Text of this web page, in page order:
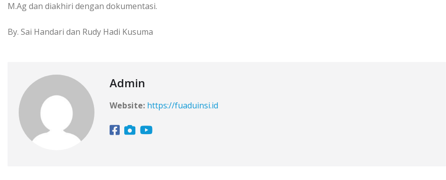
M.Ag dan diakhiri dengan dokumentasi.
By. Sai Handari dan Rudy Hadi Kusuma
Admin
Website: https://fuaduinsi.id